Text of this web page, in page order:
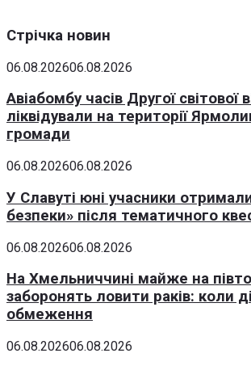
Стрічка новин
06.08.202606.08.2026
Авіабомбу часів Другої світової
ліквідували на території
громади
06.08.202606.08.2026
У Славуті юні учасники
безпеки» після тематичного
06.08.202606.08.2026
На Хмельниччині майже на
заборонять ловити раків: коли
обмеження
06.08.202606.08.2026